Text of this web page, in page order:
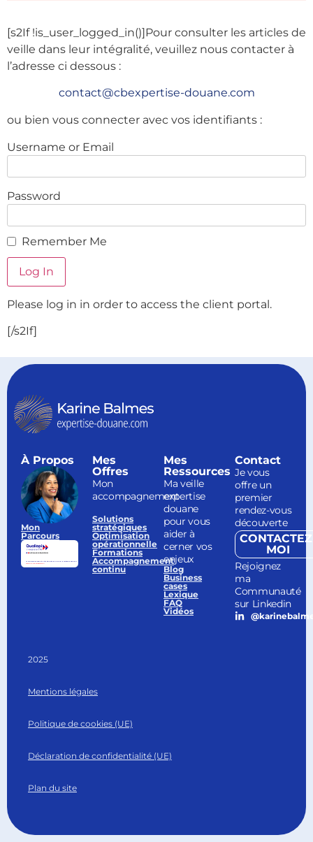
[s2If !is_user_logged_in()]Pour consulter les articles de
veille dans leur intégralité, veuillez nous contacter à
l’adresse ci dessous :
contact@cbexpertise-douane.com
ou bien vous connecter avec vos identifiants :
Username or Email
Password
Remember Me
Please log in in order to access the client portal.
[/s2If]
À Propos
Mon
Parcours
Mes
Offres
Mon
accompagnement
Solutions
stratégiques
Optimisation
opérationnelle
Formations
Accompagnement
continu
Mes
Ressources
Ma veille
expertise
douane
pour vous
aider à
cerner vos
enjeux
Blog
Business
cases
Lexique
FAQ
Vidéos
Contact
Je vous
offre un
premier
rendez-vous
découverte
MOI
Rejoignez
ma
Communauté
sur Linkedin
2025
Mentions légales
Politique de cookies (UE)
Déclaration de confidentialité (UE)
Plan du site